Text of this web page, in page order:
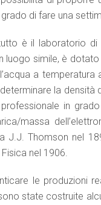
di fare una
è il laboratorio di
luogo simile, è
a
la densità
in
massa
J.J. Thomson nel
nel 1906.
le produzioni
state costruite